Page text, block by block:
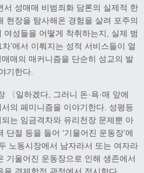
서 성매매 비범죄화 담론의 실제적 한
현장을 탐사해온 경험을 살려 포주의
성들을 어떻게 착취하는지, 실제 범
’에서 이뤄지는 성적 서비스들이 얼
매의 매커니즘을 단순히 성교의 발
기한다.
〈일하겠다, 그러니 돈·욕·매 앞에
의 페미니즘을 이야기한다. 성평등
는 임금격차와 유리천장 문제뿐 아
절 등을 들어 ‘기울어진 운동장’에
노동시장에서 남자라서 또는 여자라
기울어진 운동장으로 인해 생존에서
경제학적 관점에서 적시한다.